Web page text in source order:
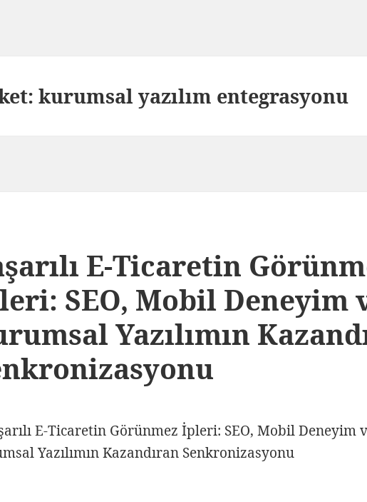
kurumsal yazılım entegrasyonu
E-Ticaretin
SEO, Mobil Deneyim
Yazılımın